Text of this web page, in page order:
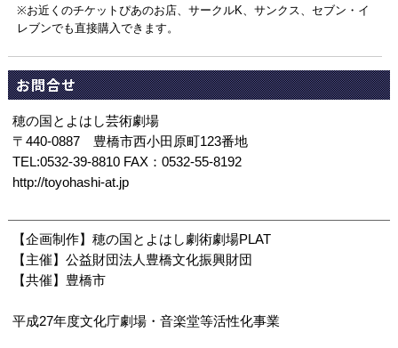
※お近くのチケットぴあのお店、サークルK、サンクス、セブン・イ
レブンでも直接購入できます。
お問合せ
穂の国とよはし芸術劇場
〒440-0887 豊橋市西小田原町123番地
TEL:0532-39-8810 FAX：0532-55-8192
http://toyohashi-at.jp
【企画制作】穂の国とよはし劇術劇場PLAT
【主催】公益財団法人豊橋文化振興財団
【共催】豊橋市
平成27年度文化庁劇場・音楽堂等活性化事業